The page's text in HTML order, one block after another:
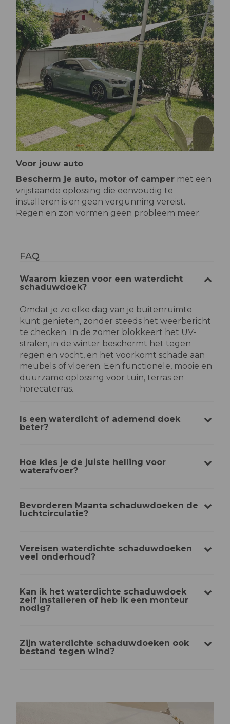
Voor jouw auto
Bescherm je auto, motor of camper met een
vrijstaande oplossing die eenvoudig te
installeren is en geen vergunning vereist.
Regen en zon vormen geen probleem meer.
FAQ
Waarom kiezen voor een waterdicht
schaduwdoek?
Omdat je zo elke dag van je buitenruimte
kunt genieten, zonder steeds het weerbericht
te checken. In de zomer blokkeert het UV-
stralen, in de winter beschermt het tegen
regen en vocht, en het voorkomt schade aan
meubels of vloeren. Een functionele, mooie en
duurzame oplossing voor tuin, terras en
horecaterras.
Is een waterdicht of ademend doek
beter?
Hoe kies je de juiste helling voor
waterafvoer?
Bevorderen Maanta schaduwdoeken de
luchtcirculatie?
Vereisen waterdichte schaduwdoeken
veel onderhoud?
Kan ik het waterdichte schaduwdoek
zelf installeren of heb ik een monteur
nodig?
Zijn waterdichte schaduwdoeken ook
bestand tegen wind?